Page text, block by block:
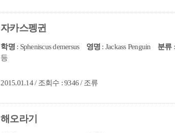
자카스펭귄
학명: Spheniscus demersus 영명 : Jackass Penguin 분류:
등
2015.01.14 / 조회수 : 9346 / 조류
해오라기